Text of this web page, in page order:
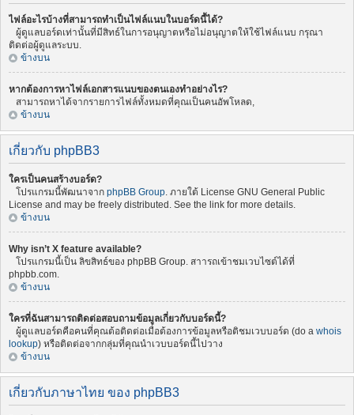
ไฟล์อะไรบ้างที่สามารถทำเป็นไฟล์แนบในบอร์ดนี้ได้?
ผู้ดูแลบอร์ดเท่านั้นที่มีสิทธ์ในการอนุญาตหรือไม่อนุญาตให้ใช้ไฟล์แนบ กรุณา
ติดต่อผู้ดูแลระบบ.
ข้างบน
หากต้องการหาไฟล์เอกสารแนบของตนเองทำอย่างไร?
สามารถหาได้จากรายการไฟล์ทั้งหมดที่คุณเป็นคนอัพโหลด,
ข้างบน
เกี่ยวกับ phpBB3
ใครเป็นคนสร้างบอร์ด?
โปรแกรมนี้พัฒนาจาก phpBB Group. ภายใต้ License GNU General Public
License and may be freely distributed. See the link for more details.
ข้างบน
Why isn’t X feature available?
โปรแกรมนี้เป็น ลิขสิทธ์ของ phpBB Group. สาารถเข้าชมเวบไซต์ได้ที่
phpbb.com.
ข้างบน
ใครที่ฉันสามารถติดต่อสอบถามข้อมูลเกี่ยวกับบอร์ดนี้?
ผู้ดูแลบอร์ดคือคนที่คุณต้อติดต่อเมื่อต้องการข้อมูลหรือติชมเวบบอร์ด (do a whois
lookup) หรือติดต่อจากกลุ่มที่คุณนำเวบบอร์ดนี้ไปวาง
ข้างบน
เกี่ยวกับภาษาไทย ของ phpBB3